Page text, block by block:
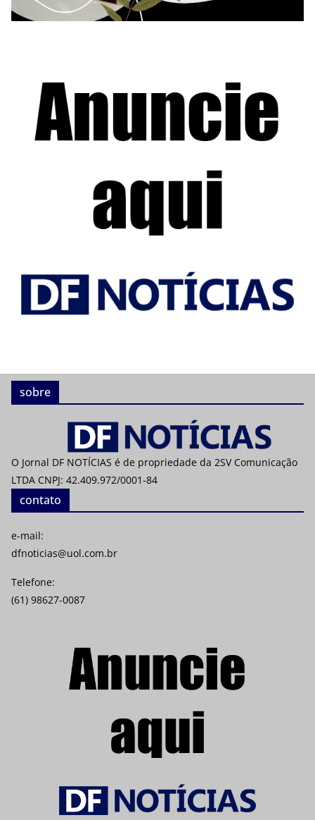
sobre
O Jornal DF NOTÍCIAS é de propriedade da 2SV Comunicação
LTDA CNPJ: 42.409.972/0001-84
contato
e-mail:
dfnoticias@uol.com.br
Telefone:
(61) 98627-0087